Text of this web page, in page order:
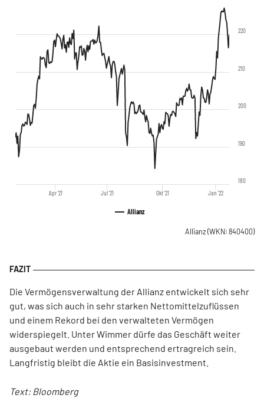
Allianz
Jul '21 Jan '22
Apr '21 Okt '21
180
190
200
210
220
Allianz (WKN: 840400)
Die Vermögensverwaltung der Allianz entwickelt sich sehr
gut, was sich auch in sehr starken Nettomittelzuflüssen
und einem Rekord bei den verwalteten Vermögen
widerspiegelt. Unter Wimmer dürfe das Geschäft weiter
ausgebaut werden und entsprechend ertragreich sein.
Langfristig bleibt die Aktie ein Basisinvestment.
Text: Bloomberg